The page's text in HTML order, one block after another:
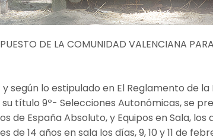
DE LA COMUNIDAD VALENCIANA
lo estipulado en El Reglamento de
título 9º- Selecciones Autonómicas, se
España Absoluto, y Equipos en Sala, los
14 años en sala los días, 9, 10 y 11 de